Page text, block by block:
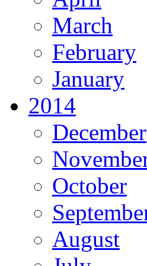
March
February
January
2014
December
October
August